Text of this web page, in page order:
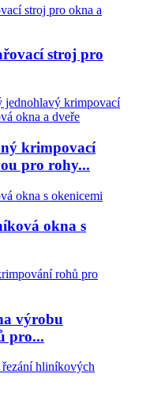
stroj pro
krimpovací
pro rohy...
okna s
výrobu
pro...